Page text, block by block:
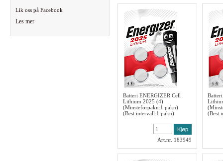
Lik oss på Facebook
Les mer
Batteri ENERGIZER Cell
Lithium 2025 (4)
(Minsteforpakn:1.pakn)
(Best.intervall:1.pakn)
Art.nr. 183949